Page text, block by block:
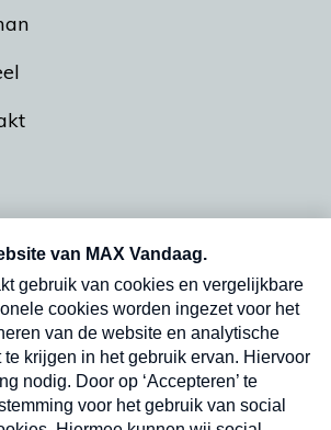
vrijdag- en dinsdagochtend in
Verzend